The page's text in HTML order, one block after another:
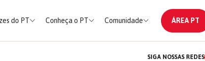
do PT Conheça o PT Comunidade ÁREA PT
SIGA NOSSAS REDES